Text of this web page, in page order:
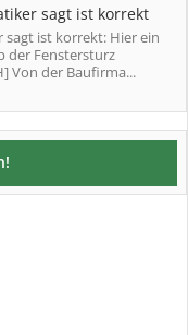
sagt ist korrekt
ist korrekt: Hier ein
der Fenstersturz
Von der Baufirma...